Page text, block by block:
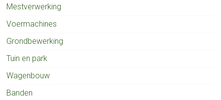
Mestverwerking
Voermachines
Grondbewerking
Tuin en park
Wagenbouw
Banden